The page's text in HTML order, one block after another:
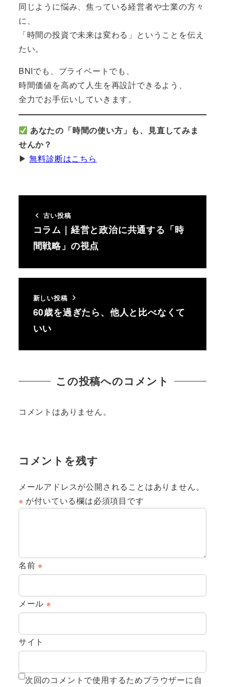
同じように悩み、焦っている経営者や士業の方々
に、
「時間の投資で未来は変わる」ということを伝え
たい。
BNIでも、プライベートでも、
時間価値を高めて人生を再設計できるよう、
全力でお手伝いしていきます。
あなたの「時間の使い方」も、見直してみま
せんか？
▶︎無料診断はこちら
古い投稿
コラム｜経営と政治に共通する「時
間戦略」の視点
新しい投稿
60歳を過ぎたら、他人と比べなくて
いい
この投稿へのコメント
コメントはありません。
コメントを残す
メールアドレスが公開されることはありません。
※ が付いている欄は必須項目です
名前※
メール ※
サイト
次回のコメントで使用するためブラウザーに自